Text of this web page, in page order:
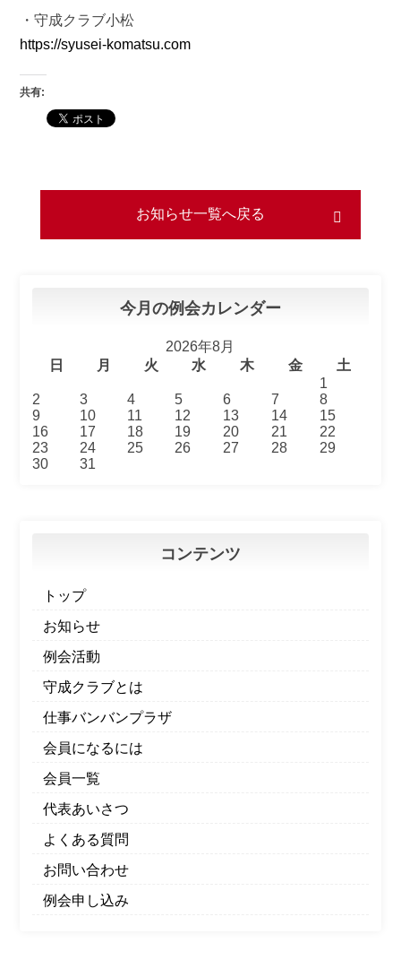
・守成クラブ小松
https://syusei-komatsu.com
共有:
お知らせ一覧へ戻る
今月の例会カレンダー
2026年8月
日
月 火 水 木 金
土
1
2
3 4 5 6 7
8
9
10 11 12 13 14
15
16
17 18 19 20 21
22
23
24 25 26 27 28
29
30
31
コンテンツ
トップ
お知らせ
例会活動
守成クラブとは
仕事バンバンプラザ
会員になるには
会員一覧
代表あいさつ
よくある質問
お問い合わせ
例会申し込み